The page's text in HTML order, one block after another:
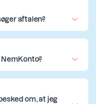
aftalen?
om, at jeg